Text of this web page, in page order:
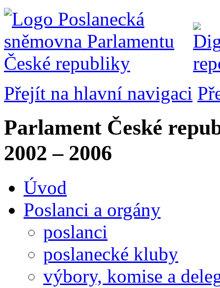
Přejít na hlavní navigaci
Parlament České
2002 – 2006
Úvod
Poslanci a orgány
poslanci
poslanecké kluby
výbory, komise a